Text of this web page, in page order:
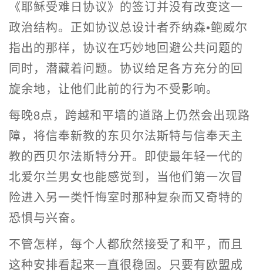
《耶稣受难日协议》的签订并没有改变这一
政治结构。正如协议总设计者乔纳森•鲍威尔
指出的那样，协议在巧妙地回避公共问题的
同时，潜藏着问题。协议给足各方充分的回
旋余地，让他们此前的行为不受影响。
每晚8点，跨越和平墙的道路上仍然会出现路
障，将信奉新教的东贝尔法斯特与信奉天主
教的西贝尔法斯特分开。即使最年轻一代的
北爱尔兰男女也能感觉到，当他们第一次冒
险进入另一类忏悔室时那种复杂而又奇特的
恐惧与兴奋。
不管怎样，每个人都欣然接受了和平，而且
这种安排看起来一直很稳固。只要有欧盟成